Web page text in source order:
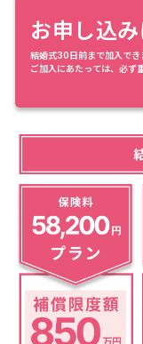
お申し込
結婚式30日前まで加入でき
ご加入にあたっては、必ず